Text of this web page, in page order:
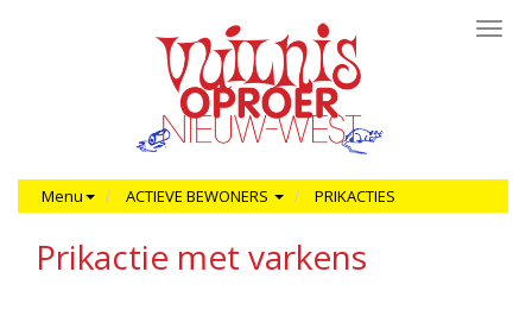
Menu ACTIEVE BEWONERS PRIKACTIES
Prikactie met varkens